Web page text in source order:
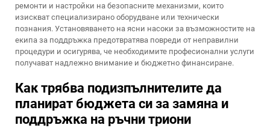
ремонти и настройки на безопасните механизми, които
изискват специализирано оборудване или технически
познания. Установяването на ясни насоки за възможностите на
екипа за поддръжка предотвратява повреди от неправилни
процедури и осигурява, че необходимите професионални услуги
получават надлежно внимание и бюджетно финансиране.
Как трябва подизпълнителите да
планират бюджета си за замяна и
поддръжка на ръчни триони